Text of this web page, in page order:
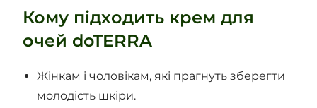
Кому підходить крем для
очей doTERRA
Жінкам і чоловікам, які прагнуть зберегти
молодість шкіри.